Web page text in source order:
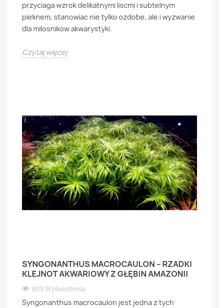
przyciaga wzrok delikatnymi liscmi i subtelnym
pieknem, stanowiac nie tylko ozdobe, ale i wyzwanie
dla milosnikow akwarystyki.
Czytaj więcej
SYNGONANTHUS MACROCAULON – RZADKI
KLEJNOT AKWARIOWY Z GŁĘBIN AMAZONII
809 Wyświetlenia
Syngonanthus macrocaulon jest jedna z tych